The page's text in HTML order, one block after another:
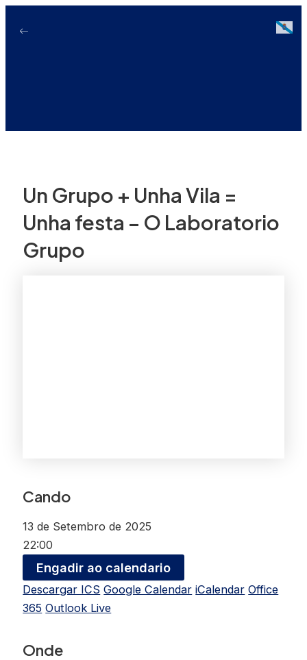
Un Grupo + Unha Vila =
Unha festa – O Laboratorio
Grupo
Cando
13 de Setembro de 2025
22:00
Engadir ao calendario
Descargar ICS Google Calendar iCalendar Office
365 Outlook Live
Onde